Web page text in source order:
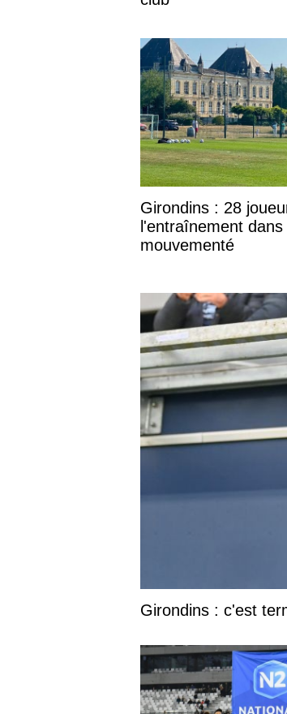
Girondins : 28
l'entraînement
mouvementé
Girondins : c'est